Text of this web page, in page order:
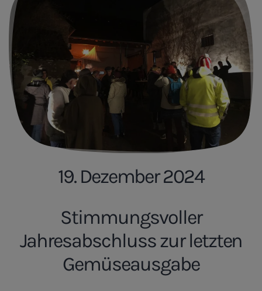
19. Dezember 2024
Stimmungsvoller
Jahresabschluss zur letzten
Gemüseausgabe